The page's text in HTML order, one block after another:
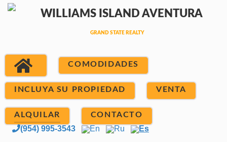
COMODIDADES
INCLUYA SU PROPIEDAD VENTA
ALQUILAR CONTACTO
(954) 995-3543 En Ru Es